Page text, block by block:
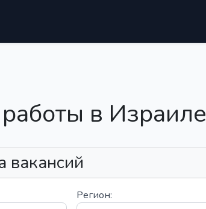
в Израиле
вакансий
Регион: